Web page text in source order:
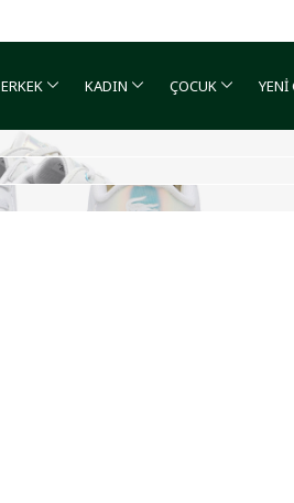
ERKEK KADIN ÇOCUK YENİ